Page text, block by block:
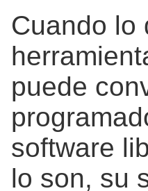
Cuando lo
puede
software
lo son, su